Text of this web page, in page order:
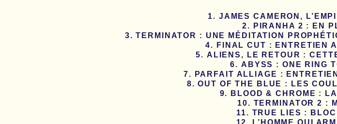
JAMES CAMERON,
PIRANHA 2 : EN
TERMINATOR : UNE MÉDITATION
FINAL CUT : ENTRETIEN
ALIENS, LE RETOUR :
ABYSS : ONE RING
PARFAIT ALLIAGE :
OUT OF THE BLUE : LES
BLOOD & CHROME :
TERMINATOR 2 :
TRUE LIES :
L’HOMME QUI